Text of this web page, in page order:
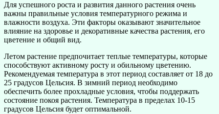
Для успешного роста и развития данного растения очень
важны правильные условия температурного режима и
влажности воздуха. Эти факторы оказывают значительное
влияние на здоровье и декоративные качества растения, его
цветение и общий вид.
Летом растение предпочитает теплые температуры, которые
способствуют активному росту и обильному цветению.
Рекомендуемая температура в этот период составляет от 18 до
25 градусов Цельсия. В зимний период необходимо
обеспечить более прохладные условия, чтобы поддержать
состояние покоя растения. Температура в пределах 10-15
градусов Цельсия будет оптимальной.